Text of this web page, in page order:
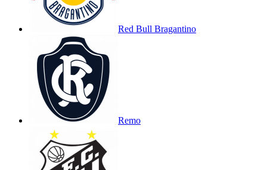
Red Bull Bragantino
Remo